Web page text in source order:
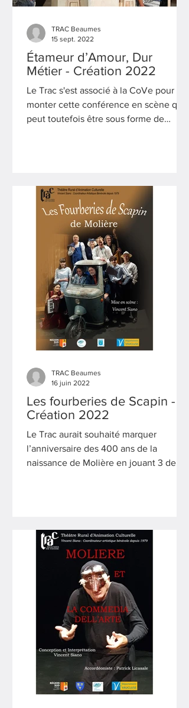
Étameur d’Amour, Dur
Métier - Création 2022
Le Trac s'est associé à la CoVe pour
monter cette conférence en scène qui
peut toutefois être sous forme de
TRAC Beaumes
15 sept. 2022
Les fourberies de Scapin -
Création 2022
Le Trac aurait souhaité marquer
l’anniversaire des 400 ans de la
naissance de Molière en jouant 3 de
d’Avignon), puis avec une nouvelle
conception : « Le Triporteur Molière »
en 2021, mais nous avons dû renoncer
à cause, en grande partie, de la
situation sanitaire. Nous tenons
toutefois à fêter l’événement en
présentant une deuxième
TRAC Beaumes
16 juin 2022